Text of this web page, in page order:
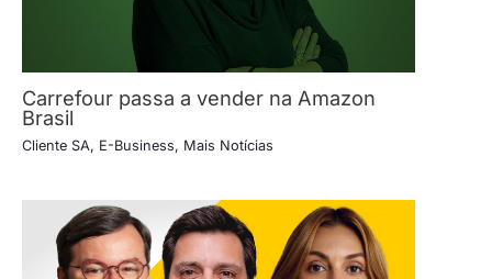
Carrefour passa a vender na Amazon
Brasil
Cliente SA, E-Business, Mais Notícias